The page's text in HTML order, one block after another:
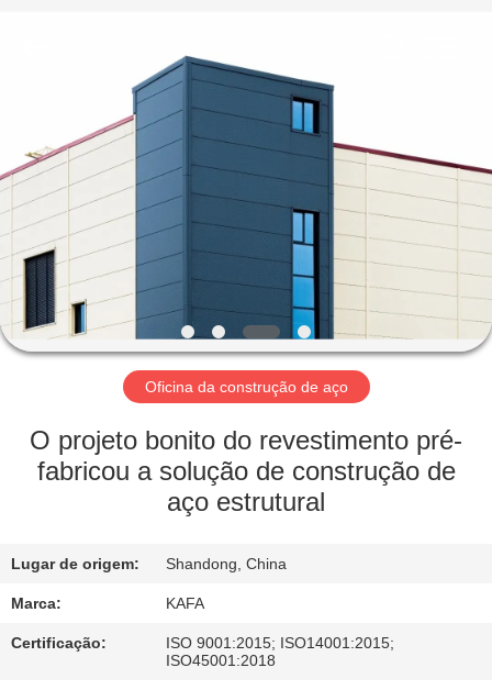
CASA
PRODUTOS
VÍDEOS
ESPETÁCULO
SOBRE
VISITA
À
FÁBRICA
Oficina da construção de aço
O projeto bonito do revestimento pré-
fabricou a solução de construção de
aço estrutural
Lugar de origem: Shandong, China
Marca: KAFA
Certificação:
ISO 9001:2015; ISO14001:2015;
ISO45001:2018